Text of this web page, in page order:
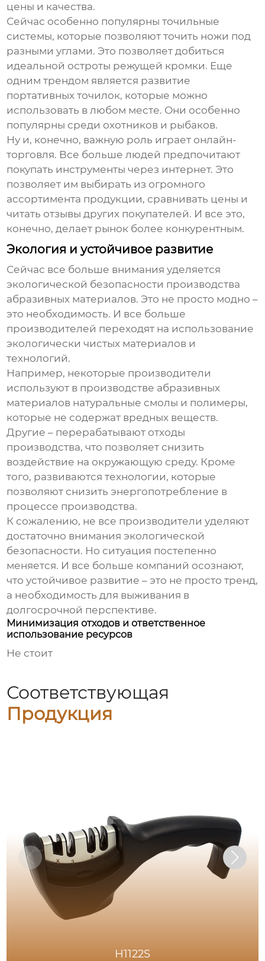
цены и качества.
Сейчас особенно популярны точильные
системы, которые позволяют точить ножи под
разными углами. Это позволяет добиться
идеальной остроты режущей кромки. Еще
одним трендом является развитие
портативных точилок, которые можно
использовать в любом месте. Они особенно
популярны среди охотников и рыбаков.
Ну и, конечно, важную роль играет онлайн-
торговля. Все больше людей предпочитают
покупать инструменты через интернет. Это
позволяет им выбирать из огромного
ассортимента продукции, сравнивать цены и
читать отзывы других покупателей. И все это,
конечно, делает рынок более конкурентным.
Экология и устойчивое развитие
Сейчас все больше внимания уделяется
экологической безопасности производства
абразивных материалов. Это не просто модно –
это необходимость. И все больше
производителей переходят на использование
экологически чистых материалов и
технологий.
Например, некоторые производители
используют в производстве абразивных
материалов натуральные смолы и полимеры,
которые не содержат вредных веществ.
Другие – перерабатывают отходы
производства, что позволяет снизить
воздействие на окружающую среду. Кроме
того, развиваются технологии, которые
позволяют снизить энергопотребление в
процессе производства.
К сожалению, не все производители уделяют
достаточно внимания экологической
безопасности. Но ситуация постепенно
меняется. И все больше компаний осознают,
что устойчивое развитие – это не просто тренд,
а необходимость для выживания в
долгосрочной перспективе.
Минимизация отходов и ответственное
использование ресурсов
Не стоит
Соответствующая
Продукция
H1122S